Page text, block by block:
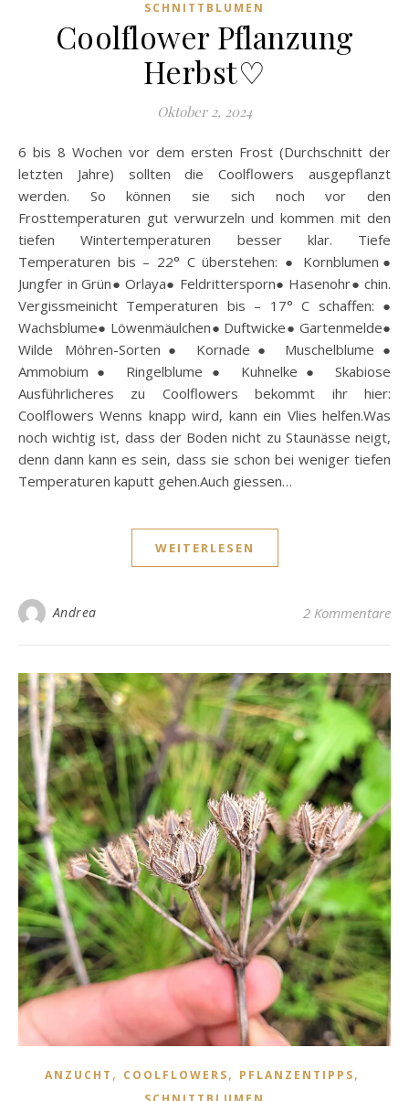
SCHNITTBLUMEN
Coolflower Pflanzung
Herbst♡
Oktober 2, 2024
6 bis 8 Wochen vor dem ersten Frost (Durchschnitt der
letzten Jahre) sollten die Coolflowers ausgepflanzt
werden. So können sie sich noch vor den
Frosttemperaturen gut verwurzeln und kommen mit den
tiefen Wintertemperaturen besser klar. Tiefe
Temperaturen bis – 22° C überstehen: ● Kornblumen●
Jungfer in Grün● Orlaya● Feldrittersporn● Hasenohr● chin.
Vergissmeinicht Temperaturen bis – 17° C schaffen: ●
Wachsblume● Löwenmäulchen● Duftwicke● Gartenmelde●
Wilde Möhren-Sorten● Kornade● Muschelblume●
Ammobium● Ringelblume● Kuhnelke● Skabiose
Ausführlicheres zu Coolflowers bekommt ihr hier:
Coolflowers Wenns knapp wird, kann ein Vlies helfen.Was
noch wichtig ist, dass der Boden nicht zu Staunässe neigt,
denn dann kann es sein, dass sie schon bei weniger tiefen
Temperaturen kaputt gehen.Auch giessen…
WEITERLESEN
Andrea 2 Kommentare
ANZUCHT , COOLFLOWERS, PFLANZENTIPPS,